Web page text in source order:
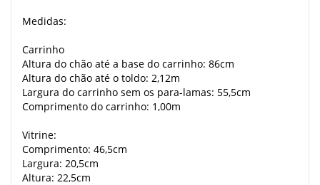
Medidas:
Carrinho
Altura do chão até a base do carrinho: 86cm
Altura do chão até o toldo: 2,12m
Largura do carrinho sem os para-lamas: 55,5cm
Comprimento do carrinho: 1,00m
Vitrine:
Comprimento: 46,5cm
Largura: 20,5cm
Altura: 22,5cm